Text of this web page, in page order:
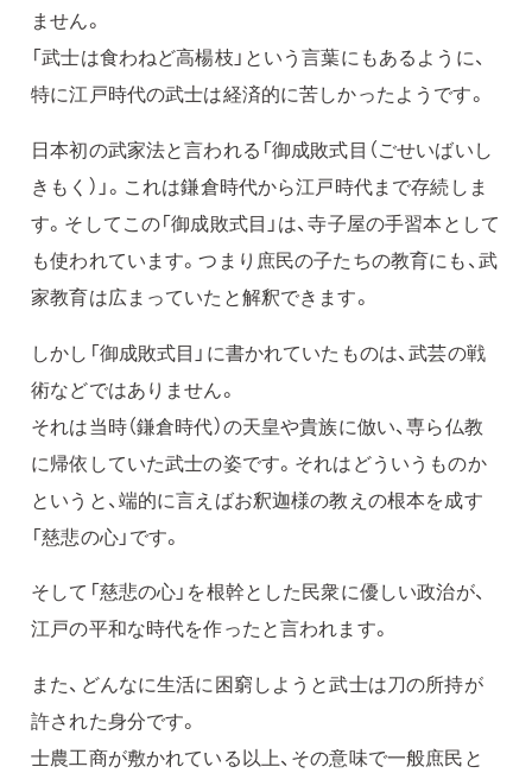
ません。
「武士は食わねど高楊枝」という言葉にもあるように、
特に江戸時代の武士は経済的に苦しかったようです。
日本初の武家法と言われる「御成敗式目（ごせいばいし
きもく）」。これは鎌倉時代から江戸時代まで存続しま
す。そしてこの「御成敗式目」は、寺子屋の手習本として
も使われています。つまり庶民の子たちの教育にも、武
家教育は広まっていたと解釈できます。
しかし「御成敗式目」に書かれていたものは、武芸の戦
術などではありません。
それは当時（鎌倉時代）の天皇や貴族に倣い、専ら仏教
に帰依していた武士の姿です。それはどういうものか
というと、端的に言えばお釈迦様の教えの根本を成す
「慈悲の心」です。
そして「慈悲の心」を根幹とした民衆に優しい政治が、
江戸の平和な時代を作ったと言われます。
また、どんなに生活に困窮しようと武士は刀の所持が
許された身分です。
士農工商が敷かれている以上、その意味で一般庶民と